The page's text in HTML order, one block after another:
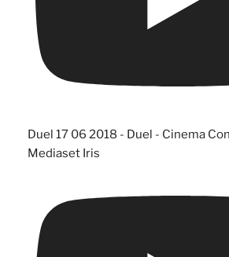
Duel 17 06 2018 - Duel - Cinema
Mediaset Iris